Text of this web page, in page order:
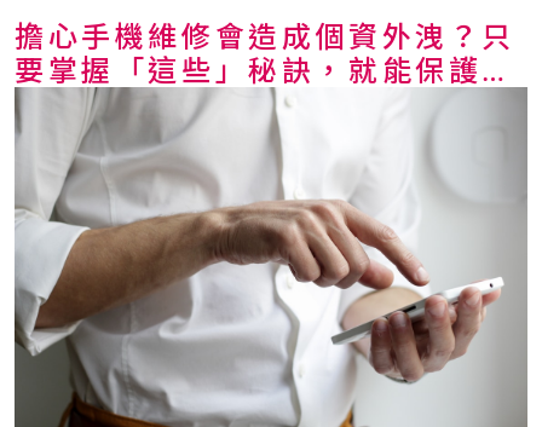
擔心手機維修會造成個資外洩？只
要掌握「這些」秘訣，就能保護你
的手機安全！